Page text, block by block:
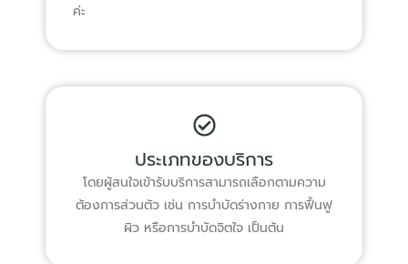
ค่ะ
ประเภทของบริการ
โดยผู้สนใจเข้ารับบริการสามารถเลือกตามความ
ต้องการส่วนตัว เช่น การบำบัดร่างกาย การฟื้นฟู
ผิว หรือการบำบัดจิตใจ เป็นต้น